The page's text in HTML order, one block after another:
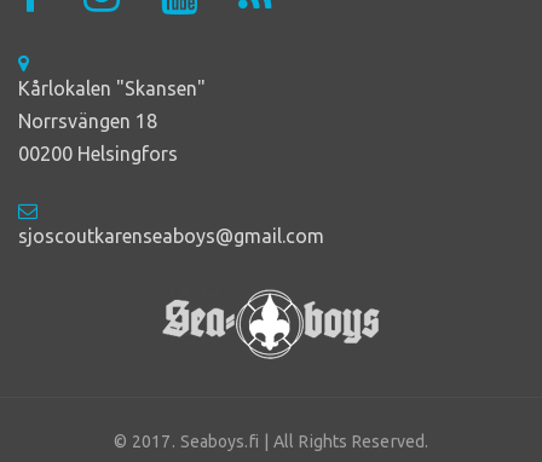
Kårlokalen "Skansen"
Norrsvängen 18
00200 Helsingfors
sjoscoutkarenseaboys@gmail.com
© 2017. Seaboys.fi | All Rights Reserved.